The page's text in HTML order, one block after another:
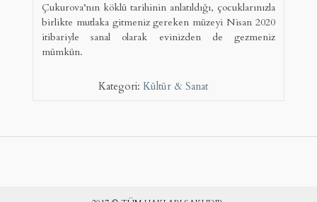
Çukurova’nın köklü tarihinin anlatıldığı, çocuklarınızla
birlikte mutlaka gitmeniz gereken müzeyi Nisan 2020
itibariyle sanal olarak evinizden de gezmeniz
mümkün.
Kategori: Kültür & Sanat